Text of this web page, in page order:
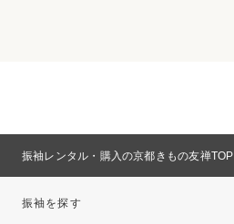
振袖レンタル・購入の京都きもの友禅TOP
振袖を探す